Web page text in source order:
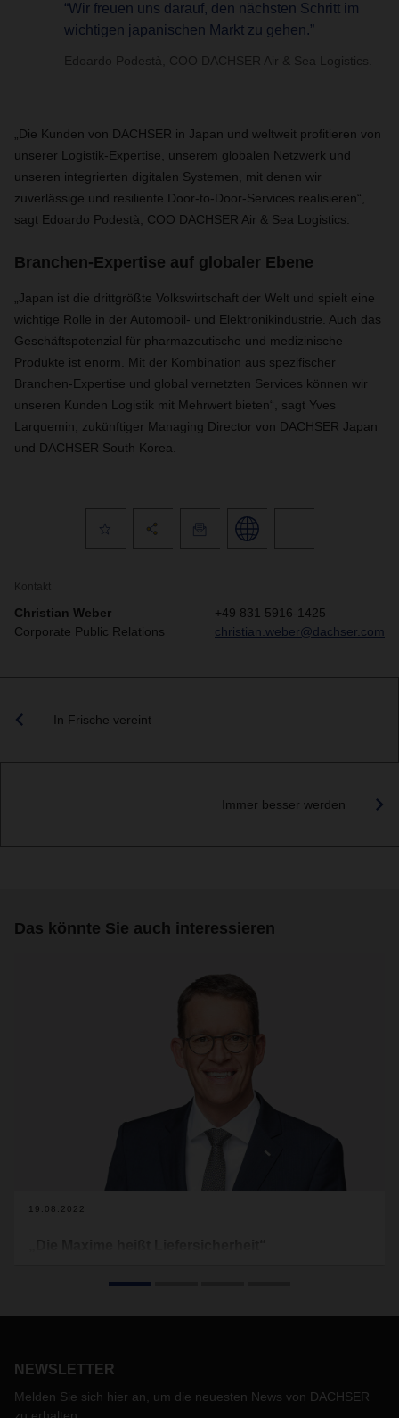
“Wir freuen uns darauf, den nächsten Schritt im
wichtigen japanischen Markt zu gehen.”
Edoardo Podestà, COO DACHSER Air & Sea Logistics.
„Die Kunden von DACHSER in Japan und weltweit profitieren von
unserer Logistik-Expertise, unserem globalen Netzwerk und
unseren integrierten digitalen Systemen, mit denen wir
zuverlässige und resiliente Door-to-Door-Services realisieren“,
sagt Edoardo Podestà, COO DACHSER Air & Sea Logistics.
Branchen-Expertise auf globaler Ebene
„Japan ist die drittgrößte Volkswirtschaft der Welt und spielt eine
wichtige Rolle in der Automobil- und Elektronikindustrie. Auch das
Geschäftspotenzial für pharmazeutische und medizinische
Produkte ist enorm. Mit der Kombination aus spezifischer
Branchen-Expertise und global vernetzten Services können wir
unseren Kunden Logistik mit Mehrwert bieten“, sagt Yves
Larquemin, zukünftiger Managing Director von DACHSER Japan
und DACHSER South Korea.
Kontakt
Christian Weber
Corporate Public Relations
+49 831 5916-1425
christian.weber@dachser.com
In Frische vereint
Immer besser werden
Das könnte Sie auch interessieren
19.08.2022
diesem Hintergrund managen kann, dazu Gedanken von
NEWSLETTER
Melden Sie sich hier an, um die neuesten News von DACHSER